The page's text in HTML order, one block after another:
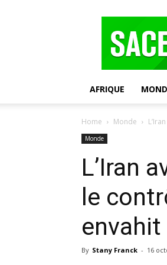
AFRIQUE
Home Monde
Monde
L’Iran
le
envahit
By Stany Franck - 16